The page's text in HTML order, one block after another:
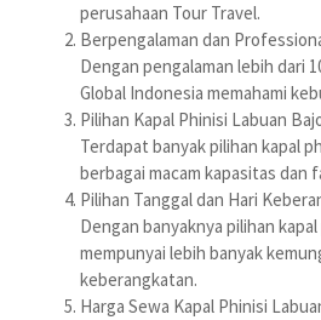
perusahaan Tour Travel.
Berpengalaman dan
Dengan pengalaman lebih dari
Global Indonesia memahami
Pilihan Kapal Phinisi Labuan
Terdapat banyak pilihan kapal
berbagai macam kapasitas dan
Pilihan Tanggal dan Hari
Dengan banyaknya pilihan
mempunyai lebih banyak
keberangkatan.
Harga Sewa Kapal Phinisi